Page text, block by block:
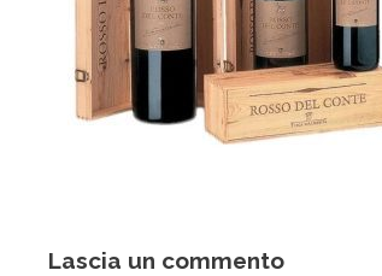
Lascia un commento